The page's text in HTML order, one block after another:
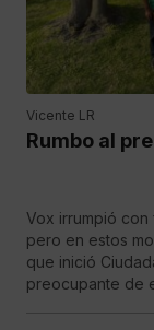
Vicente LR
Rumbo al
Vox irrumpió con
pero en estos
que inició
preocupante de